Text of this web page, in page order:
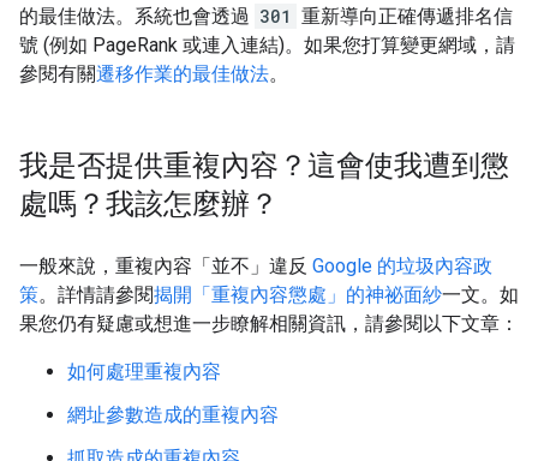
的最佳做法。系統也會透過 301 重新導向正確傳遞排名信
號 (例如 PageRank 或連入連結)。如果您打算變更網域，請
參閱有關遷移作業的最佳做法。
我是否提供重複內容？這會使我遭到懲
處嗎？我該怎麼辦？
一般來說，重複內容「並不」 違反 Google 的垃圾內容政
策。詳情請參閱揭開「重複內容懲處」的神祕面紗一文。如
果您仍有疑慮或想進一步瞭解相關資訊，請參閱以下文章：
如何處理重複內容
網址參數造成的重複內容